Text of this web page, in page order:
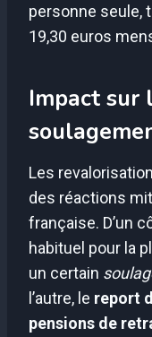
personne seule,
19,30 euros
Impact sur
Les
des réactions
française. D’un
habituel pour la
un certain
l’autre, le report
pensions de